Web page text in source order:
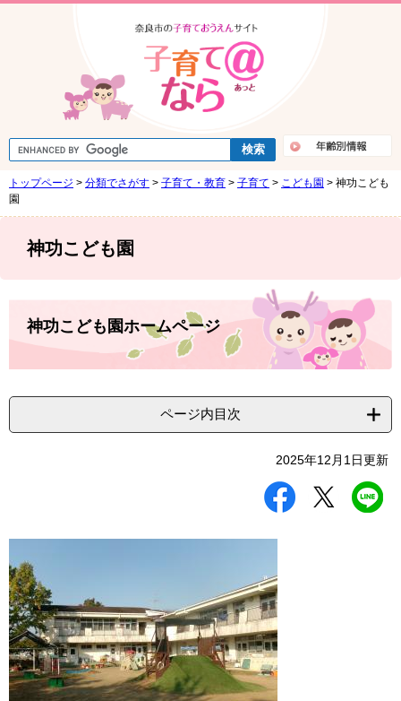
す
。
し
て
文
へ
o
g
l
トップページ > 分類でさがす > 子育て・教育 > 子育て > こども園 > 神功こども
園
神功こども園
本
神功こども園ホームページ
ページ内目次
2025年12月1日更新